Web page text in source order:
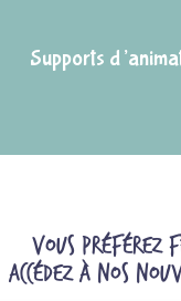
Supports
Vous préférez
Accédez à nos